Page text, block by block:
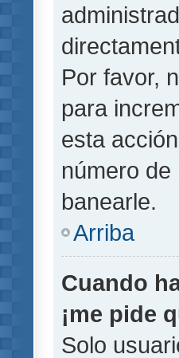
Por favor,
para
esta
número
banearle.
Arriba
Cuando
¡me pide
Solo